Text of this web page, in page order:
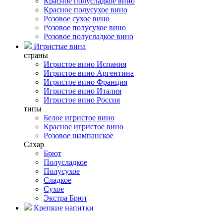
Красное полусухое вино
Розовое сухое вино
Розовое полусухое вино
Розовое полусладкое вино
Игристые вина
страны
Игристое вино Испания
Игристое вино Аргентина
Игристое вино Франция
Игристое вино Италия
Игристое вино Россия
типы
Белое игристое вино
Красное игристое вино
Розовое шампанское
Сахар
Брют
Полусладкое
Полусухое
Сладкое
Сухое
Экстра Брют
Крепкие напитки